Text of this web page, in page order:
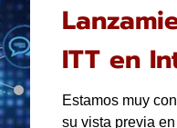
ITT en
Estamos muy
su vista previa